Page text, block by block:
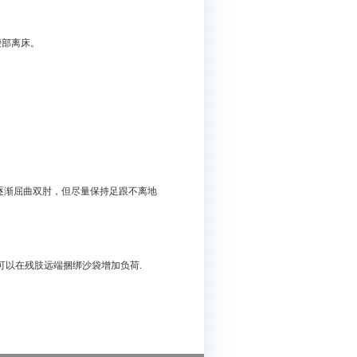
离床。
屈曲双肘，但尽量保持足跟不离地
以在残肢远端捆绑沙袋增加负荷.